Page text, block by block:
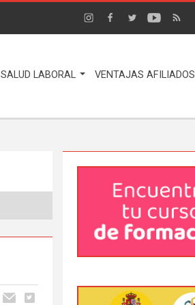
SALUD LABORAL VENTAJAS AFILIADOS